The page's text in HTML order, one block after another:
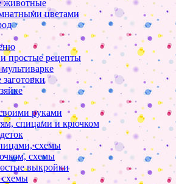
животные
цветами
простые рецепты
руками
спицами и крючком
схемы
схемы
выкройки